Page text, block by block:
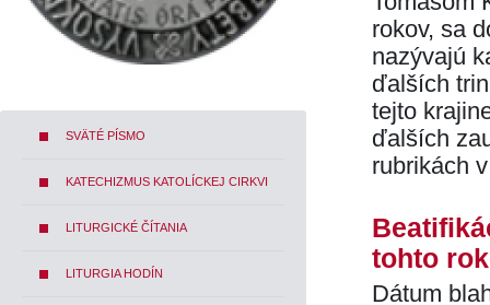
SVÄTÉ PÍSMO
KATECHIZMUS KATOLÍCKEJ CIRKVI
LITURGICKÉ ČÍTANIA
LITURGIA HODÍN
rokov, sa
nazývajú
ďalších
tejto
ďalších
rubrikách
tohto
Dátum